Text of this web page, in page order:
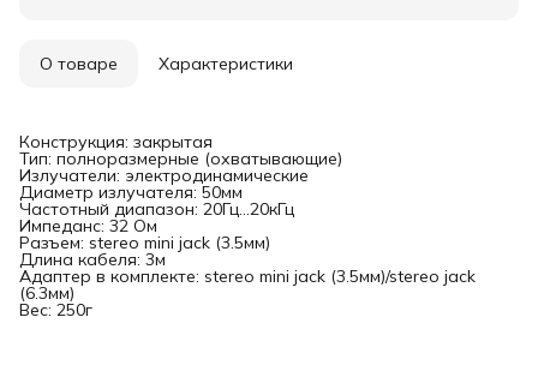
О товаре Характеристики
Конструкция: закрытая
Тип: полноразмерные (охватывающие)
Излучатели: электродинамические
Диаметр излучателя: 50мм
Частотный диапазон: 20Гц...20кГц
Импеданс: 32 Ом
Разъем: stereo mini jack (3.5мм)
Длина кабеля: 3м
Адаптер в комплекте: stereo mini jack (3.5мм)/stereo jack
(6.3мм)
Вес: 250г